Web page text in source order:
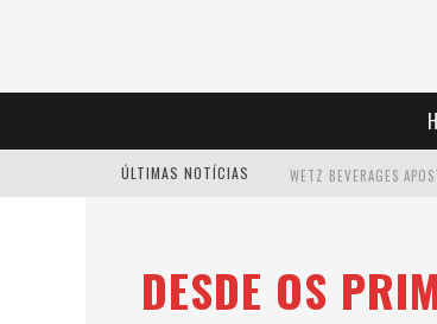
ÚLTIMAS NOTÍCIAS
DESDE OS